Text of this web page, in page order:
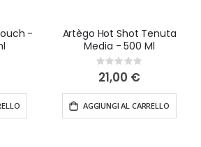
-
Artègo Hot Shot Tenuta
Media - 500 Ml
Rating:
0%
21,00 €
AGGIUNGI AL CARRELLO